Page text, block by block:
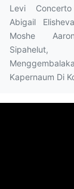
Levi
Abigail
Moshe
Sipahelut,
Kapernaum Di